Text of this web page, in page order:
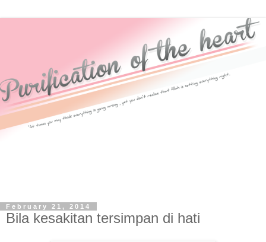
February 21, 2014
Bila kesakitan tersimpan di hati